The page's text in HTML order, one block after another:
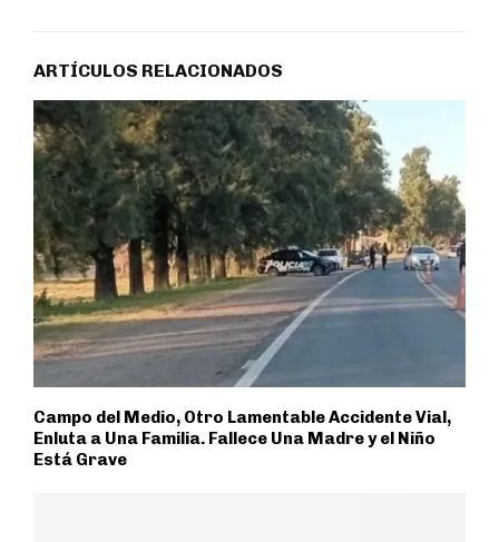
ARTÍCULOS RELACIONADOS
Campo del Medio, Otro Lamentable Accidente Vial,
Enluta a Una Familia. Fallece Una Madre y el Niño
Está Grave